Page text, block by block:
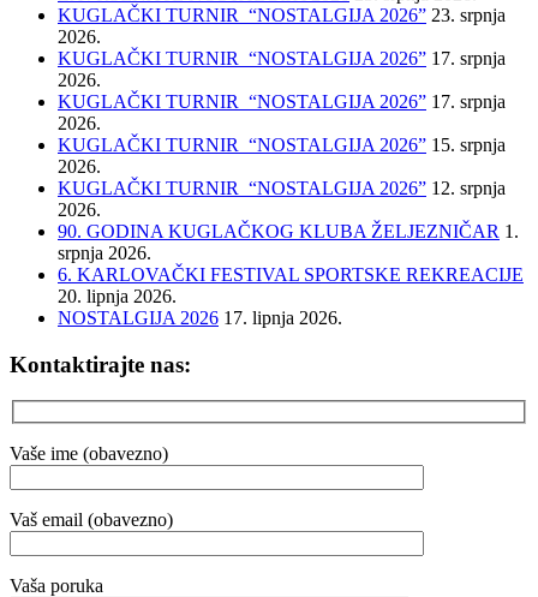
KUGLAČKI TURNIR “NOSTALGIJA 2026” 23. srpnja
2026.
KUGLAČKI TURNIR “NOSTALGIJA 2026” 17. srpnja
2026.
KUGLAČKI TURNIR “NOSTALGIJA 2026” 17. srpnja
2026.
KUGLAČKI TURNIR “NOSTALGIJA 2026” 15. srpnja
2026.
KUGLAČKI TURNIR “NOSTALGIJA 2026” 12. srpnja
2026.
90. GODINA KUGLAČKOG KLUBA ŽELJEZNIČAR 1.
srpnja 2026.
6. KARLOVAČKI FESTIVAL SPORTSKE REKREACIJE
20. lipnja 2026.
NOSTALGIJA 2026 17. lipnja 2026.
Kontaktirajte nas:
Vaše ime (obavezno)
Vaš email (obavezno)
Vaša poruka